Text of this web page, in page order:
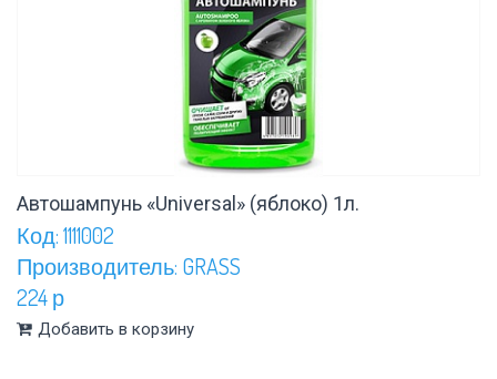
Автошампунь «Universal» (яблоко) 1л.
Код: 1111002
Производитель: GRASS
224 р
Добавить в корзину